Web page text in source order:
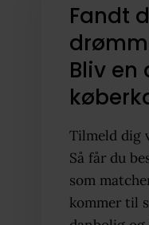
Fandt
Bliv en
Tilmeld dig
Så får du
som
kommer til